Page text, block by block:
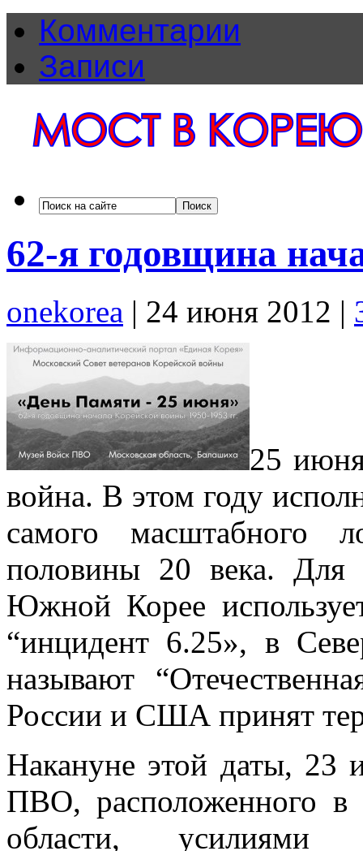
Комментарии
Записи
62-я годовщина
onekorea | 24 июня 2012 |
25
война. В этом году
самого масштабного
половины 20 века.Для
Южной Корее
“инцидент 6.25», в
называют
России и США принят
Накануне этой даты, 23
ПВО, расположенного в
области, усилиями